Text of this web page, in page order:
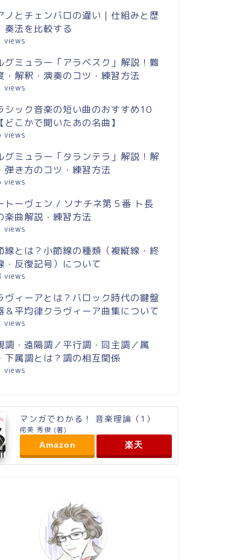
ノとチェンバロの違い｜仕組みと歴
奏法を比較する
views
グミュラー「アラベスク」解説！難
・解釈・演奏のコツ・練習方法
views
シック音楽の短い曲のおすすめ10
どこかで聞いたあの名曲】
views
グミュラー「タランテラ」解説！解
弾き方のコツ・練習方法
views
トーヴェン / ソナチネ第５番 ト長
楽曲解説・練習方法
views
線とは？小節線の種類（複縦線・終
・反復記号）について
views
ヴィーアとは？バロック時代の鍵盤
＆平均律クラヴィーア曲集について
views
調・遠隔調／平行調・同主調／属
下属調とは？調の相互関係
views
マンガでわかる！ 音楽理論（1）
侘美 秀俊 (著)
Amazon
楽天